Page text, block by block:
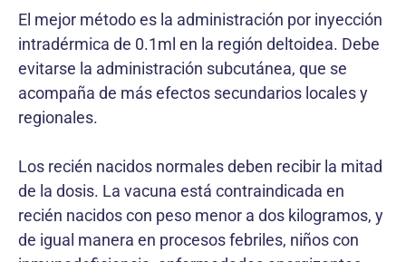
El mejor método es la administración por inyección
intradérmica de 0.1ml en la región deltoidea. Debe
evitarse la administración subcutánea, que se
acompaña de más efectos secundarios locales y
regionales.
Los recién nacidos normales deben recibir la mitad
de la dosis. La vacuna está contraindicada en
recién nacidos con peso menor a dos kilogramos, y
de igual manera en procesos febriles, niños con